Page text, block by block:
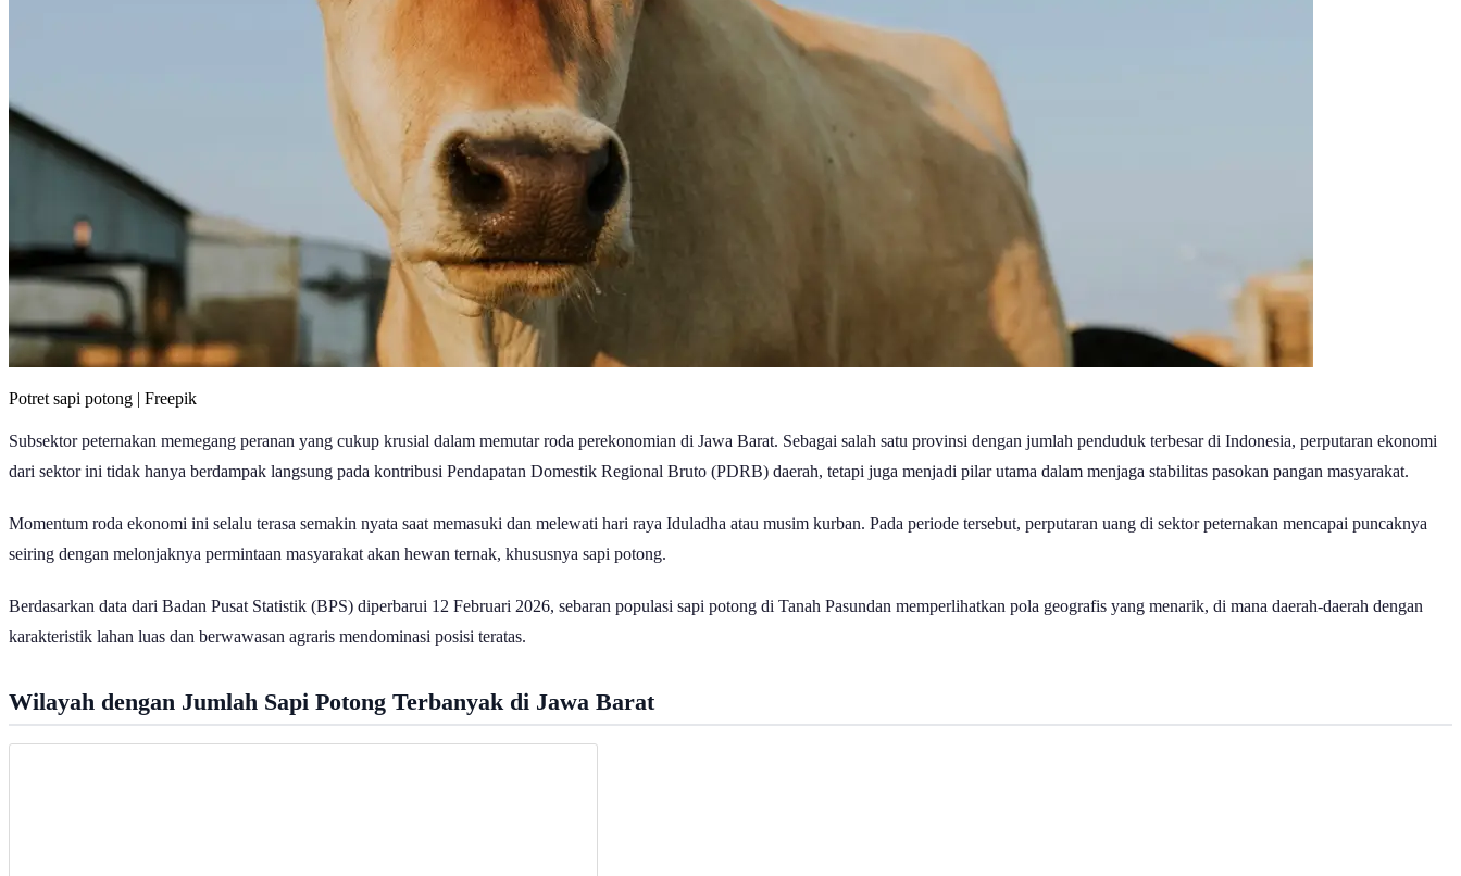
Potret sapi potong | Freepik
Subsektor peternakan memegang peranan yang cukup krusial dalam memutar roda perekonomian di Jawa Barat. Sebagai salah satu provinsi dengan jumlah penduduk terbesar di Indonesia, perputaran ekonomi
dari sektor ini tidak hanya berdampak langsung pada kontribusi Pendapatan Domestik Regional Bruto (PDRB) daerah, tetapi juga menjadi pilar utama dalam menjaga stabilitas pasokan pangan masyarakat.
Momentum roda ekonomi ini selalu terasa semakin nyata saat memasuki dan melewati hari raya Iduladha atau musim kurban. Pada periode tersebut, perputaran uang di sektor peternakan mencapai puncaknya
seiring dengan melonjaknya permintaan masyarakat akan hewan ternak, khususnya sapi potong.
Berdasarkan data dari Badan Pusat Statistik (BPS) diperbarui 12 Februari 2026, sebaran populasi sapi potong di Tanah Pasundan memperlihatkan pola geografis yang menarik, di mana daerah-daerah dengan
karakteristik lahan luas dan berwawasan agraris mendominasi posisi teratas.
Wilayah dengan Jumlah Sapi Potong Terbanyak di Jawa Barat